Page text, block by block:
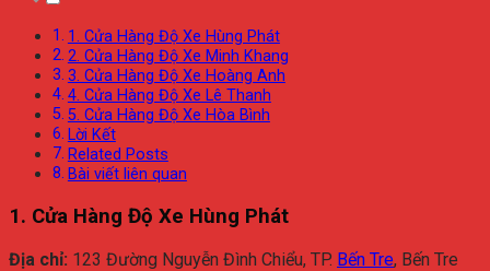
1. Cửa Hàng Độ Xe Hùng Phát
2. Cửa Hàng Độ Xe Minh Khang
3. Cửa Hàng Độ Xe Hoàng Anh
4. Cửa Hàng Độ Xe Lê Thanh
5. Cửa Hàng Độ Xe Hòa Bình
Lời Kết
Related Posts
Bài viết liên quan
1. Cửa Hàng Độ Xe Hùng Phát
Địa chỉ: 123 Đường Nguyễn Đình Chiểu, TP. Bến Tre, Bến Tre